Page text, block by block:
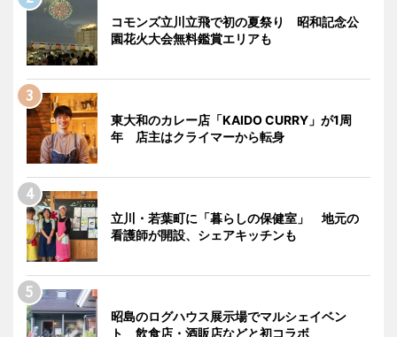
コモンズ立川立飛で初の夏祭り 昭和記念公
園花火大会無料鑑賞エリアも
東大和のカレー店「KAIDO CURRY」が1周
年 店主はクライマーから転身
立川・若葉町に「暮らしの保健室」 地元の
看護師が開設、シェアキッチンも
昭島のログハウス展示場でマルシェイベン
ト 飲食店・酒販店などと初コラボ